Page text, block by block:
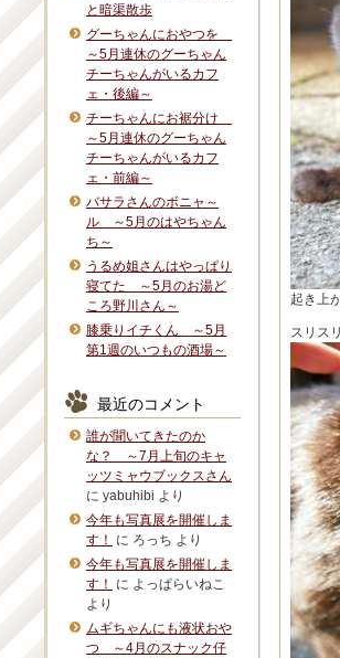
起き上
スリス
と暗渠散歩
グーちゃんにおやつを
～5月連休のグーちゃん
チーちゃんがいるカフ
ェ・後編～
チーちゃんにお裾分け
～5月連休のグーちゃん
チーちゃんがいるカフ
ェ・前編～
バサラさんのボニャ～
ル ～5月のはやちゃん
ち～
うるめ姐さんはやっぱり
寝てた ～5月のお湯ど
ころ野川さん～
膝乗りイチくん ～5月
第1週のいつもの酒場～
最近のコメント
誰が聞いてきたのか
な？ ～7月上旬のキャ
ッツミャウブックスさん
に yabuhibi より
今年も写真展を開催しま
す！
に ろっち より
今年も写真展を開催しま
す！
に よっぱらいねこ
より
ムギちゃんにも液状おや
つ ～4月のスナック仔